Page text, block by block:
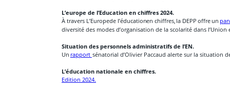
L’europe de l’Education en chiffres 2024.
À travers L’Europede l’éducationen chiffres, la DEPP offreun
diversité des modes d’organisation de la scolarité dans
Situation des personnels administratifs de l’EN.
Un rapport sénatorial d’Olivier Paccaud alerte sur la situation
L’éducation nationale en chiffres.
Edition 2024.